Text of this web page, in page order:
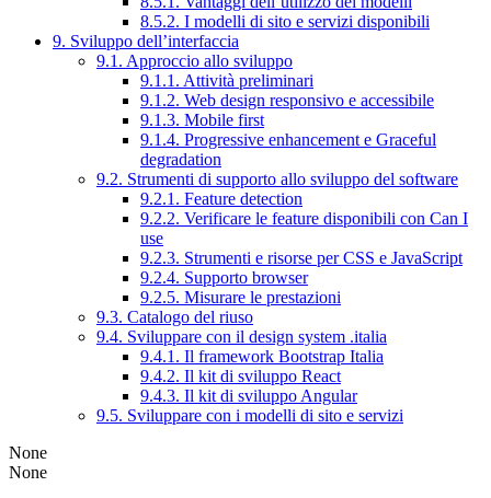
8.5.2. I modelli di sito e servizi disponibili
9. Sviluppo dell’interfaccia
9.1. Approccio allo sviluppo
9.1.1. Attività preliminari
9.1.2. Web design responsivo e accessibile
9.1.3. Mobile first
9.1.4. Progressive enhancement e Graceful
degradation
9.2. Strumenti di supporto allo sviluppo del software
9.2.1. Feature detection
9.2.2. Verificare le feature disponibili con Can I
use
9.2.3. Strumenti e risorse per CSS e JavaScript
9.2.4. Supporto browser
9.2.5. Misurare le prestazioni
9.3. Catalogo del riuso
9.4. Sviluppare con il design system .italia
9.4.1. Il framework Bootstrap Italia
9.4.2. Il kit di sviluppo React
9.4.3. Il kit di sviluppo Angular
9.5. Sviluppare con i modelli di sito e servizi
None
None